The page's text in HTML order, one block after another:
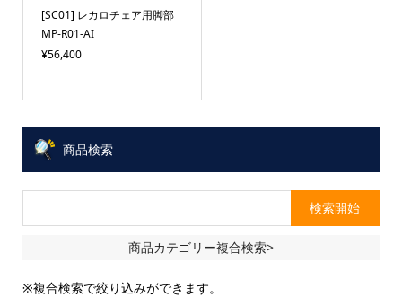
[SC01] レカロチェア用脚部
MP-R01-AI
¥56,400
商品検索
商品カテゴリー複合検索>
※複合検索で絞り込みができます。